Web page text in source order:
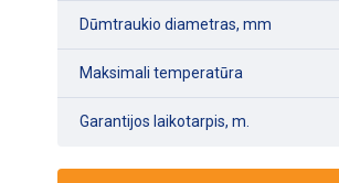
Dūmtraukio diametras, mm
Maksimali temperatūra
Garantijos laikotarpis, m.